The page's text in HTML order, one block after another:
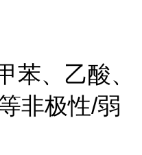
苯、乙酸、
非极性/弱